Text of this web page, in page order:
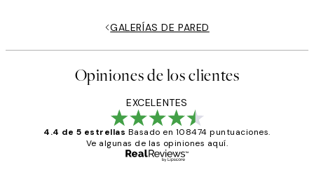
GALERÍAS DE PARED
Opiniones de los clientes
EXCELENTES
4.4 de 5 estrellas Basado en 108474 puntuaciones.
Ve algunas de las opiniones aquí.